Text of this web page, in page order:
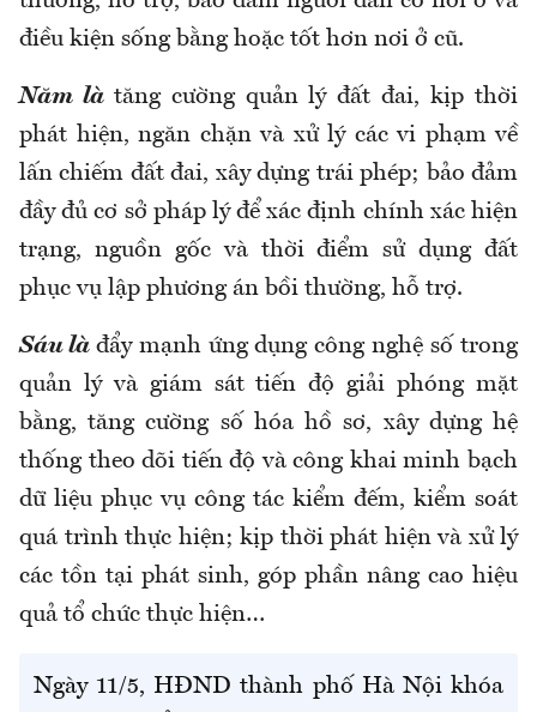
điều kiện sống bằng hoặc tốt hơn nơi ở cũ.
Năm là tăng cường quản lý đất đai, kịp thời
phát hiện, ngăn chặn và xử lý các vi phạm về
lấn chiếm đất đai, xây dựng trái phép; bảo đảm
đầy đủ cơ sở pháp lý để xác định chính xác hiện
trạng, nguồn gốc và thời điểm sử dụng đất
phục vụ lập phương án bồi thường, hỗ trợ.
Sáu là đẩy mạnh ứng dụng công nghệ số trong
quản lý và giám sát tiến độ giải phóng mặt
bằng, tăng cường số hóa hồ sơ, xây dựng hệ
thống theo dõi tiến độ và công khai minh bạch
dữ liệu phục vụ công tác kiểm đếm, kiểm soát
quá trình thực hiện; kịp thời phát hiện và xử lý
các tồn tại phát sinh, góp phần nâng cao hiệu
quả tổ chức thực hiện…
Ngày 11/5, HĐND thành phố Hà Nội khóa